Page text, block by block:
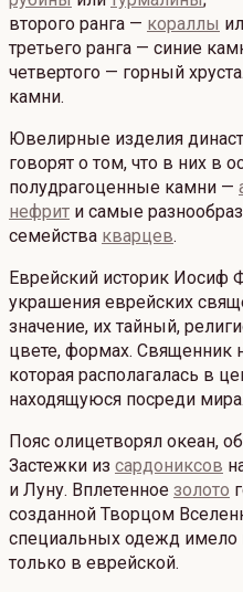
второго ранга — кораллы
третьего ранга — синие
четвертого — горный
камни.
Ювелирные изделия
говорят о том, что в них в
полудрагоценные камни —
нефрит и самые
семейства кварцев.
Еврейский историк Иосиф
украшения еврейских
значение, их тайный,
цвете, формах. Священник
которая располагалась в
находящуюся посреди мира.
Пояс олицетворял океан,
Застежки из сардониксов
и Луну. Вплетенное золото
созданной Творцом
специальных одежд имело
только в еврейской.